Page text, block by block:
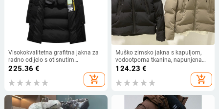
Visokokvalitetna grafitna jakna za
radno odijelo s otisnutim
logotipom, topla zimska verzija,
bijelo patka perje, srednja duljina
225.36 €
add_shopping_cart
Muško zimsko jakna s kapuljom,
vodootporna tkanina, napunjena
bijelim pačjim perjem, sadržaj
kašmira 86–90%, duljina 50–65
cm, zaštita od hladnoće -20°C do
124.23 €
add_shopping_cart